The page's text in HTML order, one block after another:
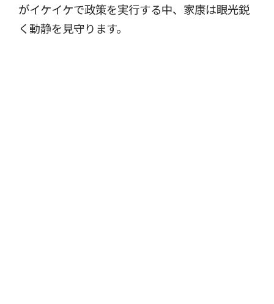
がイケイケで政策を実行する中、家康は眼光鋭
く動静を見守ります。